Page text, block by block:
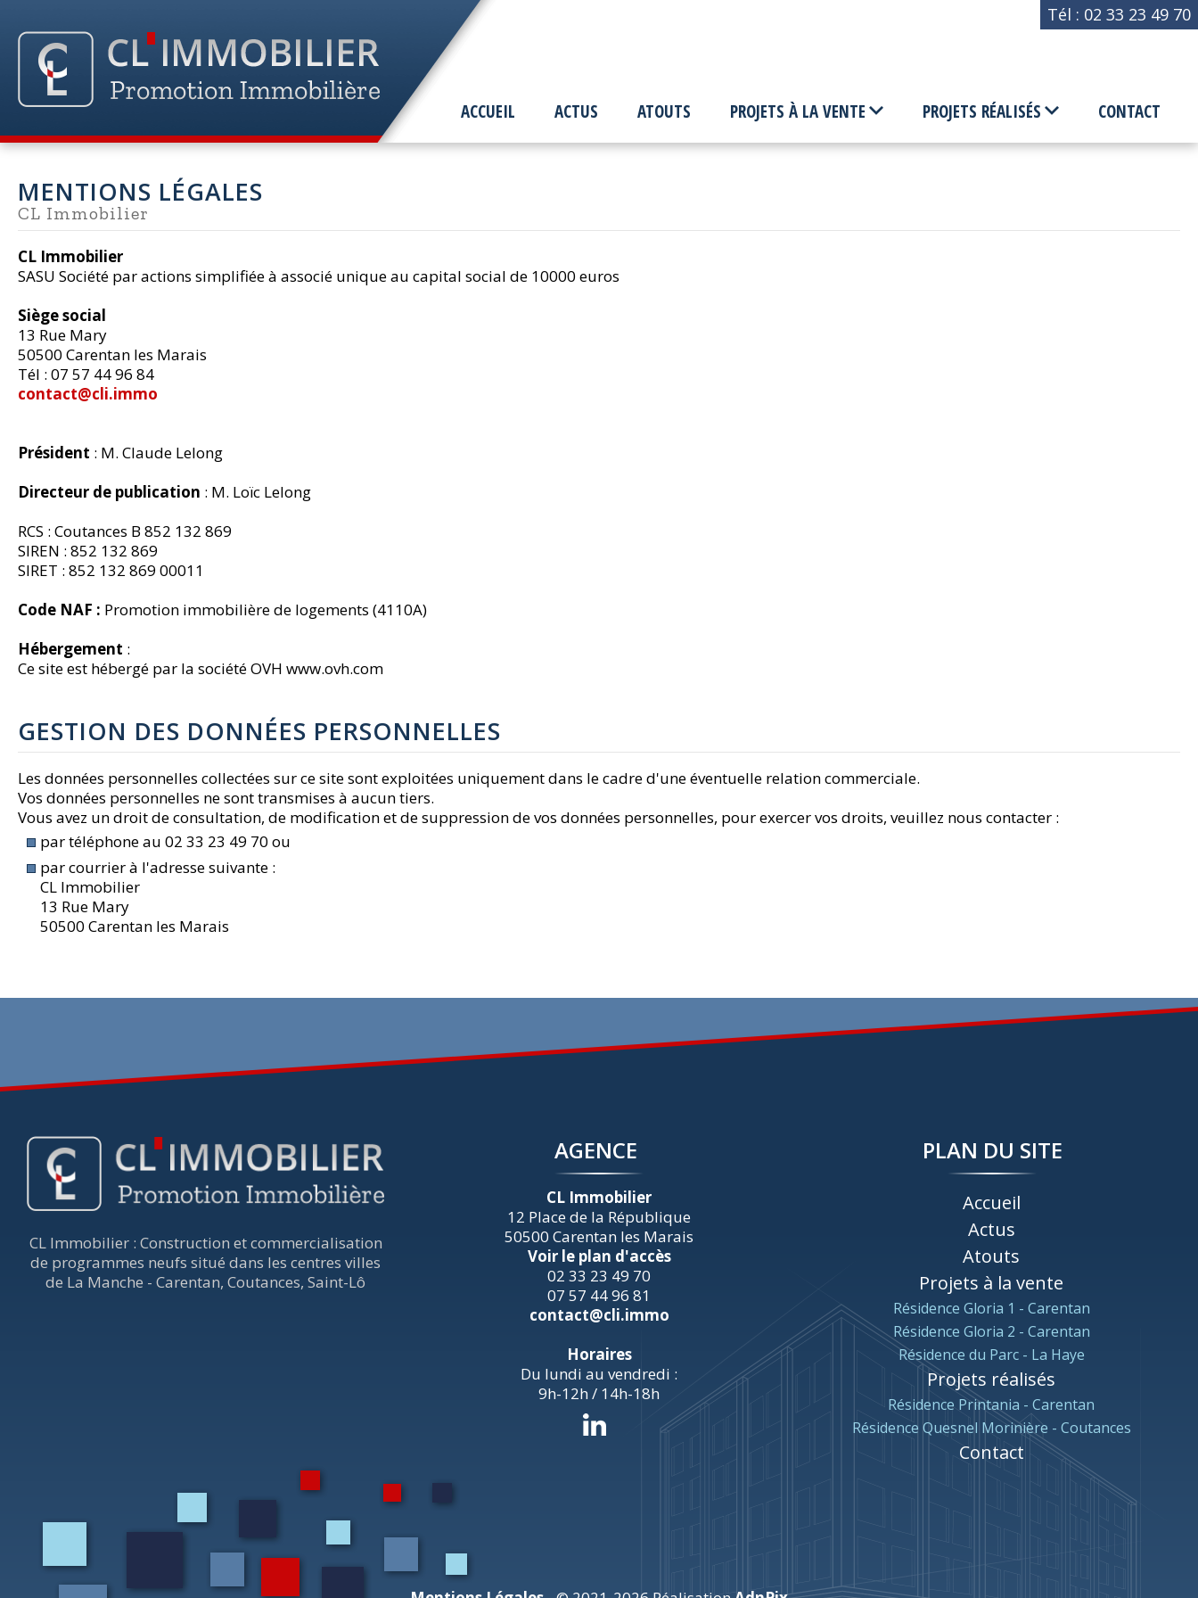
Tél : 02 33 23 49 70
ACCUEIL ACTUS ATOUTS PROJETS À LA VENTE PROJETS RÉALISÉS CONTACT
MENTIONS LÉGALES
CL Immobilier
CL Immobilier
SASU Société par actions simplifiée à associé unique au capital social de 10000 euros
Siège social
13 Rue Mary
50500 Carentan les Marais
Tél : 07 57 44 96 84
contact@cli.immo
Président : M. Claude Lelong
Directeur de publication : M. Loïc Lelong
RCS : Coutances B 852 132 869
SIREN : 852 132 869
SIRET : 852 132 869 00011
Code NAF : Promotion immobilière de logements (4110A)
Hébergement :
Ce site est hébergé par la société OVH www.ovh.com
GESTION DES DONNÉES PERSONNELLES
Les données personnelles collectées sur ce site sont exploitées uniquement dans le cadre d'une éventuelle relation commerciale.
Vos données personnelles ne sont transmises à aucun tiers.
Vous avez un droit de consultation, de modification et de suppression de vos données personnelles, pour exercer vos droits, veuillez nous contacter :
par téléphone au 02 33 23 49 70 ou
par courrier à l'adresse suivante :
CL Immobilier
13 Rue Mary
50500 Carentan les Marais
CL Immobilier : Construction et commercialisation
de programmes neufs situé dans les centres villes
de La Manche - Carentan, Coutances, Saint-Lô
AGENCE
CL Immobilier
12 Place de la République
50500 Carentan les Marais
Voir le plan d'accès
02 33 23 49 70
07 57 44 96 81
contact@cli.immo
Horaires
Du lundi au vendredi :
9h-12h / 14h-18h
PLAN DU SITE
Accueil
Actus
Atouts
Projets à la vente
Résidence Gloria 1 - Carentan
Résidence Gloria 2 - Carentan
Résidence du Parc - La Haye
Projets réalisés
Résidence Printania - Carentan
Résidence Quesnel Morinière - Coutances
Contact